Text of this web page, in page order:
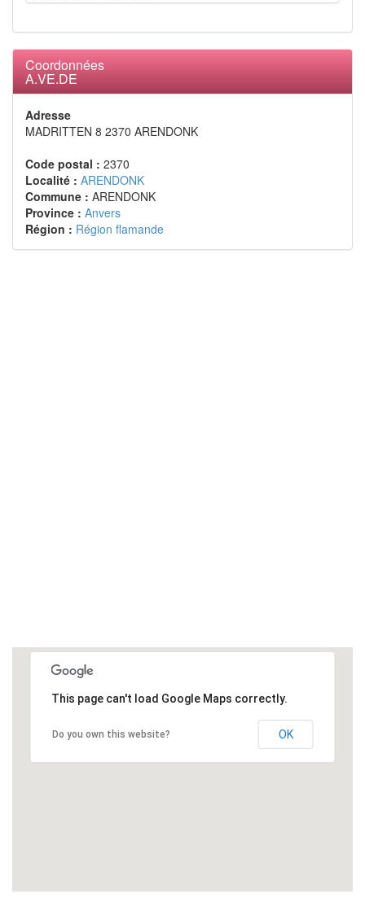
Coordonnées
A.VE.DE
Adresse
MADRITTEN 8 2370 ARENDONK
Code postal : 2370
Localité : ARENDONK
Commune : ARENDONK
Province : Anvers
Région : Région flamande
This page can't load Google Maps correctly.
Do you own this website? OK